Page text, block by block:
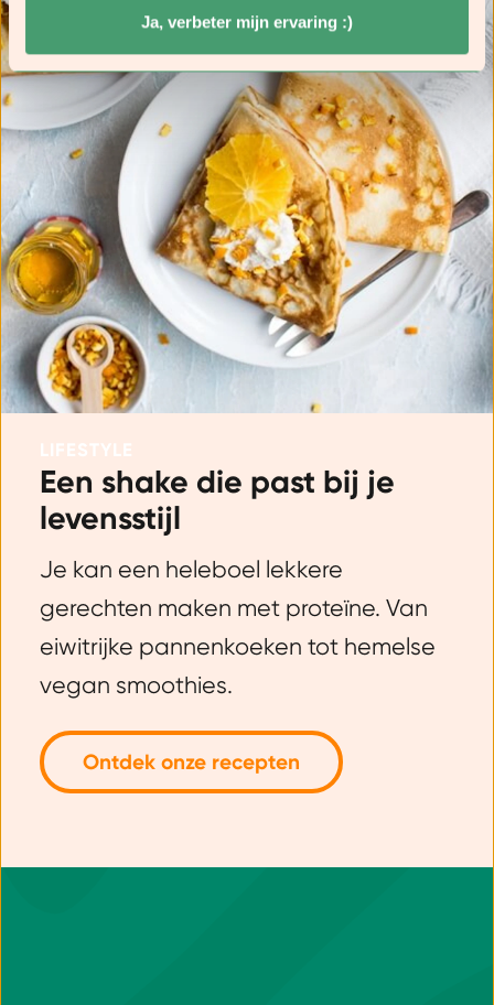
Ja, verbeter mijn ervaring :)
Borstvoeding
Ouderen (70+) 1
LIFESTYLE
Een shake die past bij je
levensstijl
Je kan een heleboel lekkere
gerechten maken met proteïne. Van
eiwitrijke pannenkoeken tot hemelse
vegan smoothies.
Ontdek onze recepten